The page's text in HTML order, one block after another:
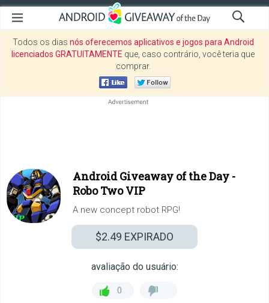
Todos os dias nós oferecemos aplicativos e jogos para Android
licenciados GRATUITAMENTE que, caso contrário, você teria que
comprar.
Android Giveaway of the Day -
Robo Two VIP
A new concept robot RPG!
$2.49 EXPIRADO
avaliação do usuário:
0